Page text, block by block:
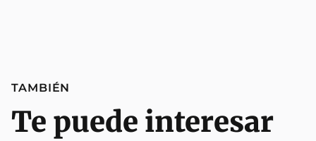
TAMBIÉN
Te puede interesar